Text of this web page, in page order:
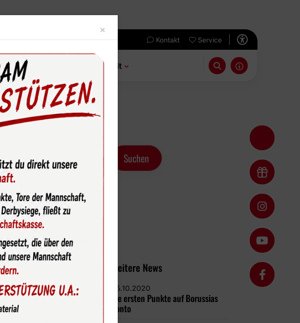
Kontakt Service
Sponsoren Fun & Freizeit
Weitere News
05.10.2020
Die ersten Punkte auf Borussias
Konto
× Close